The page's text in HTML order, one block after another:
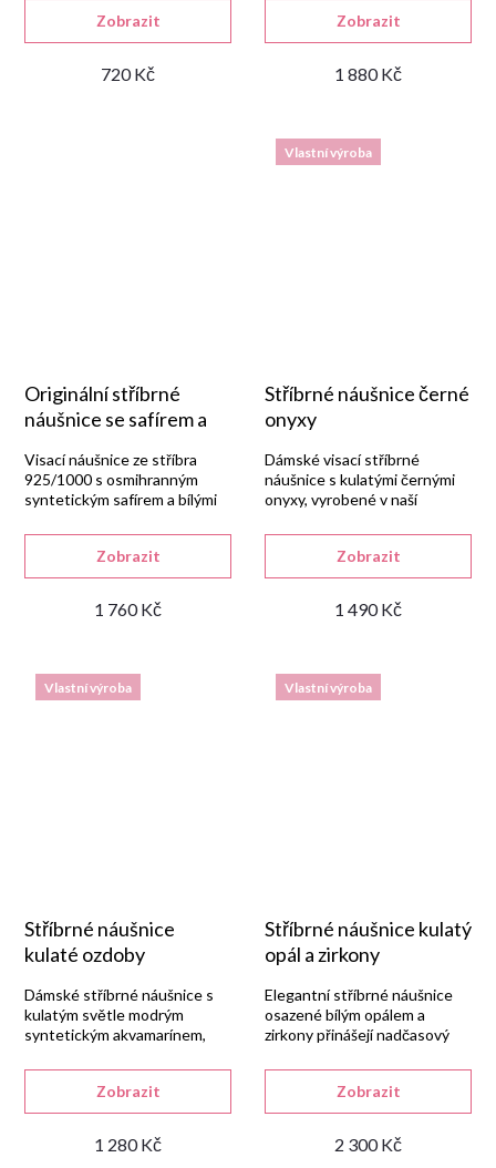
720 Kč
Zobrazit
1 880 Kč
Zobrazit
925/1000 s lesklou
rhodiovanou úpravou.
Originální stříbrné
náušnice se safírem a
1 760 Kč
Zobrazit
Visací náušnice ze stříbra
925/1000 s osmihranným
syntetickým safírem a bílými
Vlastní výroba
Stříbrné náušnice černé
onyxy
1 490 Kč
Zobrazit
Dámské visací stříbrné
náušnice s kulatými černými
onyxy, vyrobené v naší
925/1000 s lesklou
rhodiovanou úpravou.
Vlastní výroba
Stříbrné náušnice
kulaté ozdoby
1 280 Kč
Zobrazit
Dámské stříbrné náušnice s
kulatým světle modrým
syntetickým akvamarínem,
ze stříbra 925/1000 s lesklou
rhodiovanou úpravou.
Vlastní výroba
Stříbrné náušnice kulatý
opál a zirkony
2 300 Kč
Zobrazit
Elegantní stříbrné náušnice
osazené bílým opálem a
zirkony přinášejí nadčasový